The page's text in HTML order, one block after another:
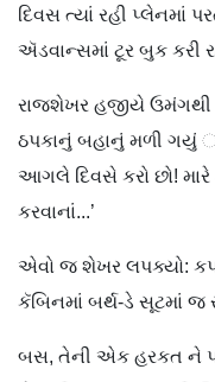
દિવસ ત્યાં રહી પ્લેનમાં
ઍડવાન્સમાં ટૂર બુક કરી
રાજશેખર હજીયે ઉમંગથી
ઠપકાનું બહાનું મળી ગયું
આગલે દિવસે કરો છો! મારે
કરવાનાં...’
એવો જ શેખર લપક્યો:
કૅબિનમાં બર્થ-ડે સૂટમાં જ
બસ, તેની એક હરકત ને